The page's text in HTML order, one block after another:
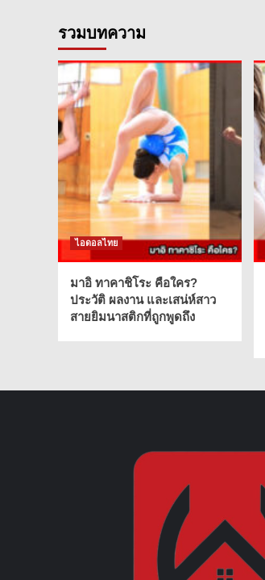
รวมบทความ
ไอดอลไทย
มาอิ ทาคาชิโระ คือใคร?
ประวัติ ผลงาน และเสน่ห์สาว
สายยิมนาสติกที่ถูกพูดถึง